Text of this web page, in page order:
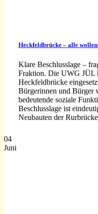
Heckfeldbrücke – alle wollen
Klare Beschlusslage –
Fraktion. Die UWG JÜL
Heckfeldbrücke
Bürgerinnen und Bürger
bedeutende soziale
Beschlusslage ist
Neubauten der
04
Juni